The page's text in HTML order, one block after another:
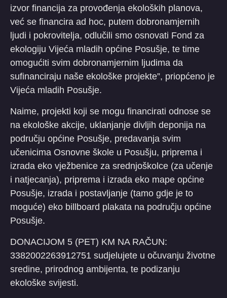
izvor financija za provođenja ekoloških planova,
već se financira ad hoc, putem dobronamjernih
ljudi i pokrovitelja, odlučili smo osnovati Fond za
ekologiju Vijeća mladih općine Posušje, te time
omogućiti svim dobronamjernim ljudima da
sufinanciraju naše ekološke projekte”, priopćeno je
Vijeća mladih Posušje.
Naime, projekti koji se mogu financirati odnose se
na ekološke akcije, uklanjanje divljih deponija na
području općine Posušje, predavanja svim
učenicima Osnovne škole u Posušju, priprema i
izrada eko vježbenice za srednjoškolce (za učenje
i natjecanja), priprema i izrada eko mape općine
Posušje, izrada i postavljanje (tamo gdje je to
moguće) eko billboard plakata na području općine
Posušje.
DONACIJOM 5 (PET) KM NA RAČUN:
3382002263912751 sudjelujete u očuvanju životne
sredine, prirodnog ambijenta, te podizanju
ekološke svijesti.